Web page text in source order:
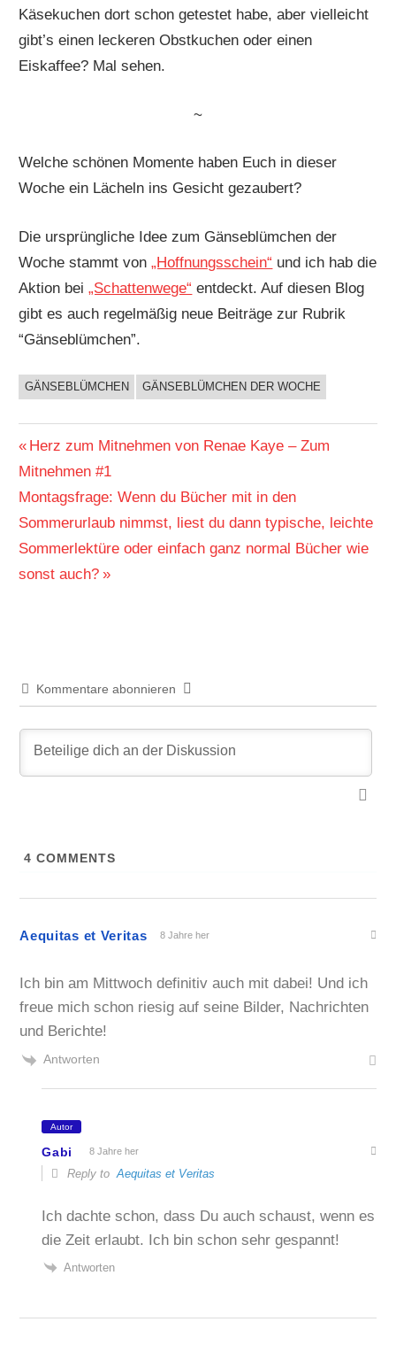
Käsekuchen dort schon getestet habe, aber vielleicht
gibt’s einen leckeren Obstkuchen oder einen
Eiskaffee? Mal sehen.
~
Welche schönen Momente haben Euch in dieser
Woche ein Lächeln ins Gesicht gezaubert?
Die ursprüngliche Idee zum Gänseblümchen der
Woche stammt von„Hoffnungsschein“ und ich hab die
Aktion bei„Schattenwege“ entdeckt. Auf diesen Blog
gibt es auch regelmäßig neue Beiträge zur Rubrik
“Gänseblümchen”.
ALLES
GÄNSEBLÜMCHEN GÄNSEBLÜMCHEN DER WOCHE
Beitragsnavigation
Vorheriger
Beitrag:
Herz zum Mitnehmen von Renae Kaye – Zum
Mitnehmen #1
Nächster
Beitrag:
Montagsfrage: Wenn du Bücher mit in den
Sommerurlaub nimmst, liest du dann typische, leichte
Sommerlektüre oder einfach ganz normal Bücher wie
sonst auch?
Kommentare abonnieren
4 COMMENTS
Aequitas et Veritas 8 Jahre her
Ich bin am Mittwoch definitiv auch mit dabei! Und ich
freue mich schon riesig auf seine Bilder, Nachrichten
und Berichte!
Antworten
Autor
Gabi 8 Jahre her
Reply toAequitas et Veritas
Ich dachte schon, dass Du auch schaust, wenn es
die Zeit erlaubt. Ich bin schon sehr gespannt!
Antworten